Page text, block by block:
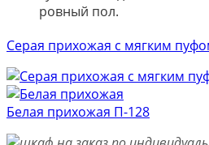
ровный пол.
Серая прихожая с мягким
Белая прихожая П-128